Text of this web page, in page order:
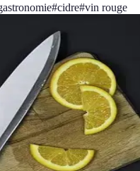
#cidre#vin rouge